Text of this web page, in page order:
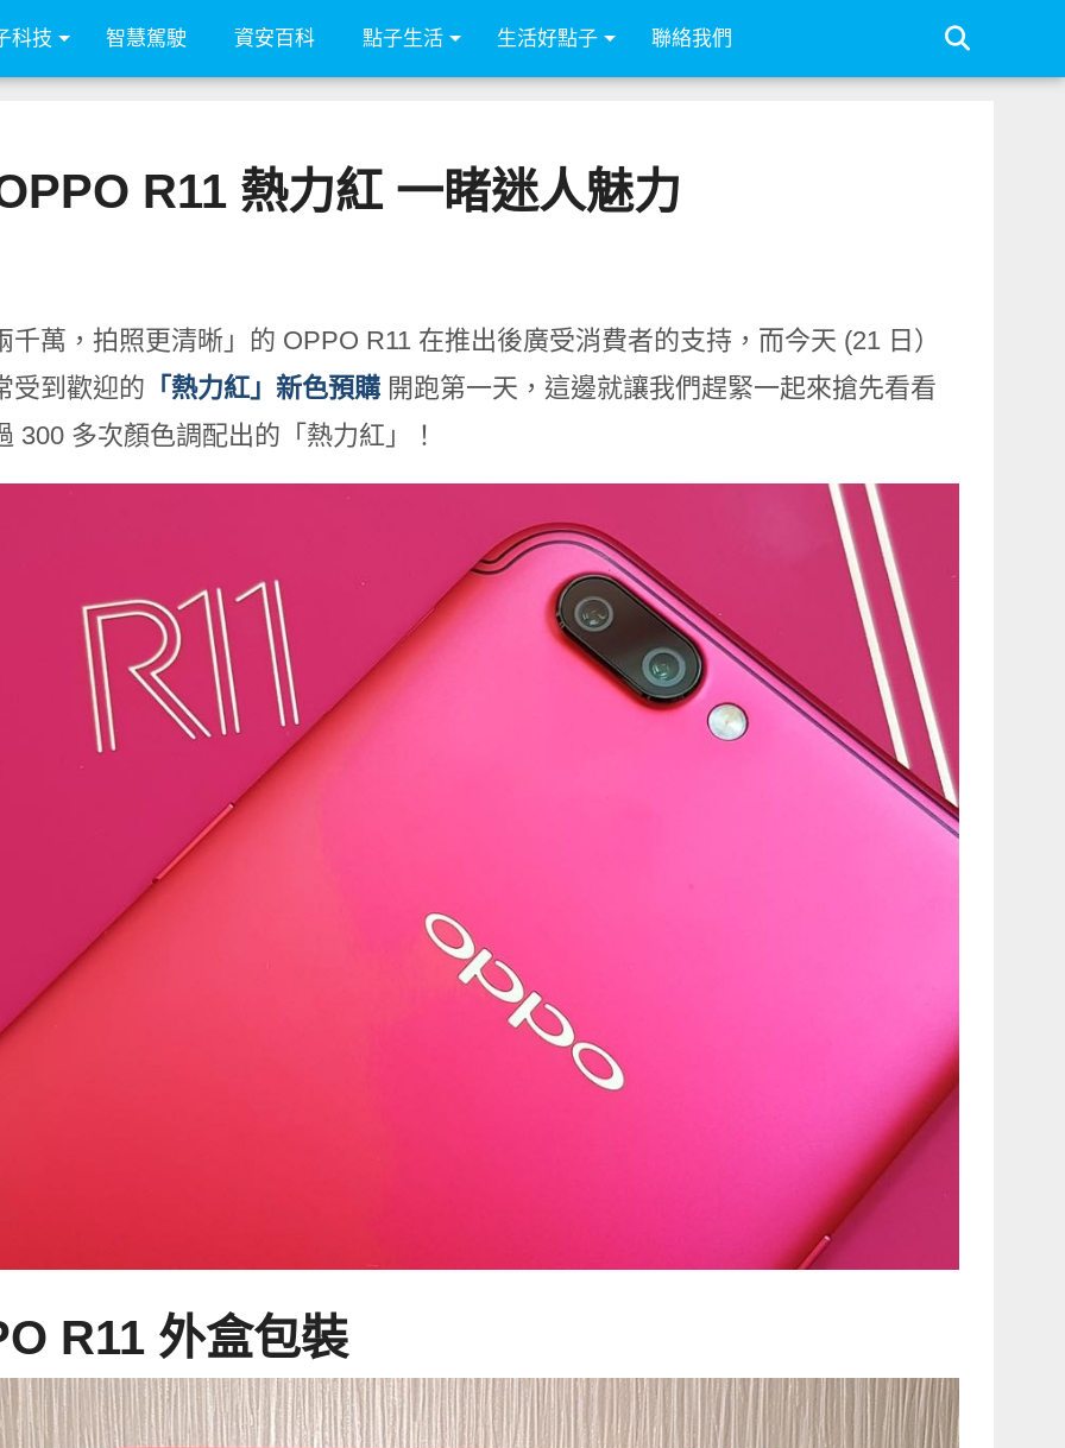
科技 智慧駕駛 資安百科 點子生活 生活好點子 聯絡我們
R11 熱力紅 一睹迷人魅力
千萬，拍照更清晰」的 OPPO R11 在推出後廣受消費者的支持，而今天 (21 日）
受到歡迎的 「熱力紅」新色預購開跑第一天，這邊就讓我們趕緊一起來搶先看看
300 多次顏色調配出的「熱力紅」！
R11 外盒包裝